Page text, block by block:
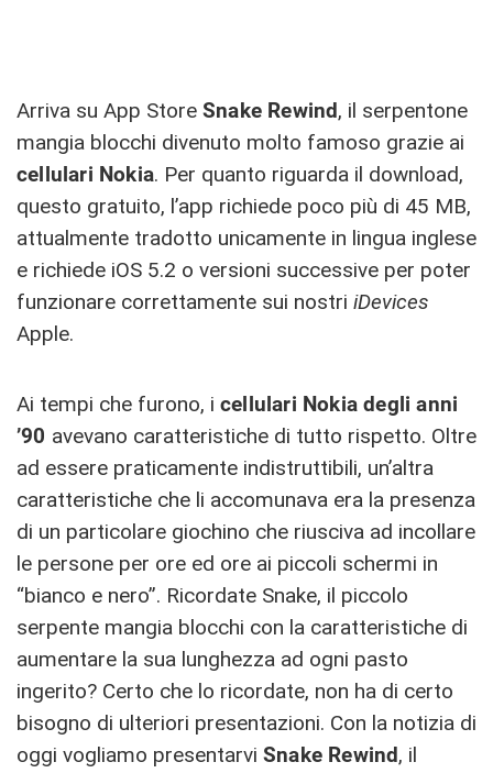
Arriva su App Store Snake Rewind, il serpentone
mangia blocchi divenuto molto famoso grazie ai
cellulari Nokia. Per quanto riguarda il download,
questo gratuito, l’app richiede poco più di 45 MB,
attualmente tradotto unicamente in lingua inglese
e richiede iOS 5.2 o versioni successive per poter
funzionare correttamente sui nostri iDevices
Apple.
Ai tempi che furono, i cellulari Nokia degli anni
’90 avevano caratteristiche di tutto rispetto. Oltre
ad essere praticamente indistruttibili, un’altra
caratteristiche che li accomunava era la presenza
di un particolare giochino che riusciva ad incollare
le persone per ore ed ore ai piccoli schermi in
“bianco e nero”. Ricordate Snake, il piccolo
serpente mangia blocchi con la caratteristiche di
aumentare la sua lunghezza ad ogni pasto
ingerito? Certo che lo ricordate, non ha di certo
bisogno di ulteriori presentazioni. Con la notizia di
oggi vogliamo presentarvi Snake Rewind, il